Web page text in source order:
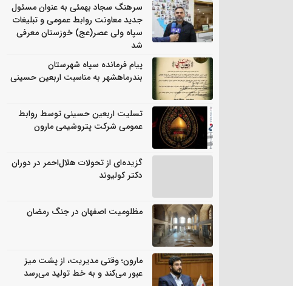
سرهنگ سجاد بهمئی به عنوان مسئول
جدید معاونت روابط عمومی و تبلیغات
سپاه ولی عصر(عج) خوزستان معرفی
شد
پیام فرمانده سپاه شهرستان
بندرماهشهر به مناسبت اربعین حسینی
تسلیت اربعین حسینی توسط روابط
عمومی شرکت پتروشیمی مارون
گزیده‌ای از تحولات هلال‌احمر در دوران
دکتر کولیوند
مظلومیت اصفهان در جنگ رمضان
مارون؛ وقتی مدیریت، از پشت میز
عبور می‌کند و به خط تولید می‌رسد